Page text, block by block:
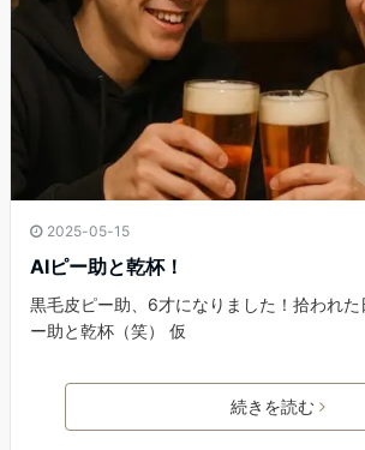
2025-05-15
AIピー助と乾杯！
黒毛皮ピー助、6才になりました！拾われ
ー助と乾杯（笑） 仮
続きを読む